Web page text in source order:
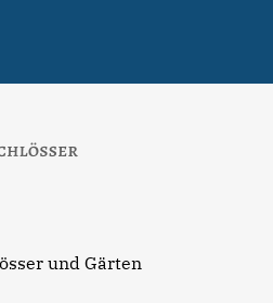
und Gärten